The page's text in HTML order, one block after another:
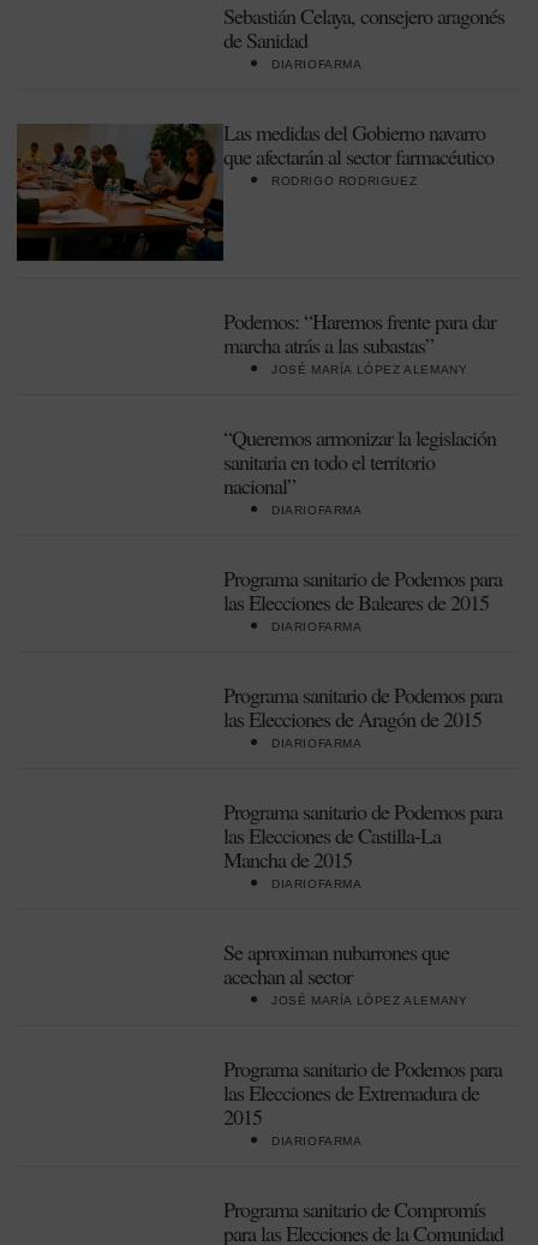
Sebastián Celaya, consejero aragonés
de Sanidad
DIARIOFARMA
Las medidas del Gobierno navarro
que afectarán al sector farmacéutico
RODRIGO RODRIGUEZ
Podemos: “Haremos frente para dar
marcha atrás a las subastas”
JOSÉ MARÍA LÓPEZ ALEMANY
“Queremos armonizar la legislación
sanitaria en todo el territorio
nacional”
DIARIOFARMA
Programa sanitario de Podemos para
las Elecciones de Baleares de 2015
DIARIOFARMA
Programa sanitario de Podemos para
las Elecciones de Aragón de 2015
DIARIOFARMA
Programa sanitario de Podemos para
las Elecciones de Castilla-La
Mancha de 2015
DIARIOFARMA
Se aproximan nubarrones que
acechan al sector
JOSÉ MARÍA LÓPEZ ALEMANY
Programa sanitario de Podemos para
las Elecciones de Extremadura de
2015
DIARIOFARMA
Programa sanitario de Compromís
para las Elecciones de la Comunidad